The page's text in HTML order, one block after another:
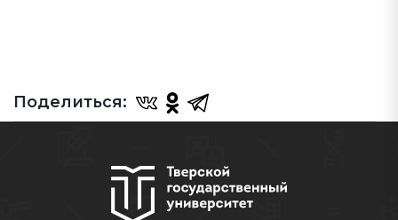
Поделиться: